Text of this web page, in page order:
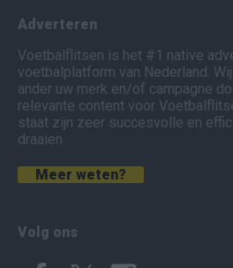
Adverteren
Voetbalflitsen is het #1 native
voetbalplatform van Nederland.
ander uw merk en/of campagne
relevante content voor
staat zijn zeer succesvolle en
draaien.
Meer weten?
Volg ons